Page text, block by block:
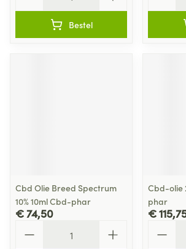
Bestel
Cbd Olie Breed Spectrum
10% 10ml Cbd-phar
€ 74,50
Cbd-olie
phar
€